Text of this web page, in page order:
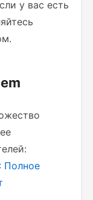
у вас есть
Полное